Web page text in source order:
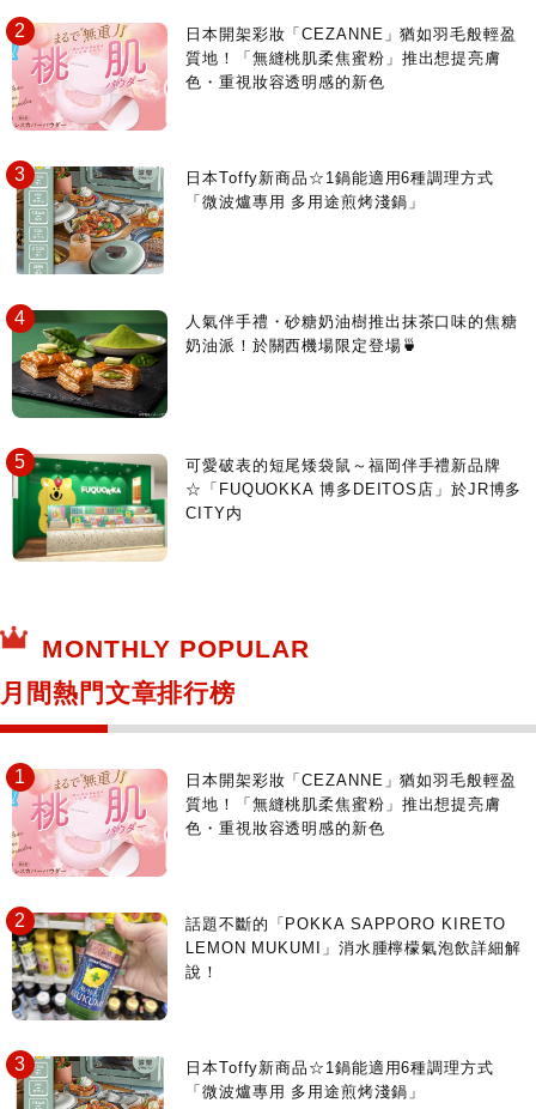
日本開架彩妝「CEZANNE」猶如羽毛般輕盈
質地！「無縫桃肌柔焦蜜粉」推出想提亮膚
色・重視妝容透明感的新色
日本Toffy新商品☆1鍋能適用6種調理方式
「微波爐專用 多用途煎烤淺鍋」
人氣伴手禮・砂糖奶油樹推出抹茶口味的焦糖
奶油派！於關西機場限定登場🍵
可愛破表的短尾矮袋鼠～福岡伴手禮新品牌
☆「FUQUOKKA 博多DEITOS店」於JR博多
CITY内
MONTHLY POPULAR
月間熱門文章排行榜
日本開架彩妝「CEZANNE」猶如羽毛般輕盈
質地！「無縫桃肌柔焦蜜粉」推出想提亮膚
色・重視妝容透明感的新色
話題不斷的「POKKA SAPPORO KIRETO
LEMON MUKUMI」消水腫檸檬氣泡飲詳細解
說！
日本Toffy新商品☆1鍋能適用6種調理方式
「微波爐專用 多用途煎烤淺鍋」